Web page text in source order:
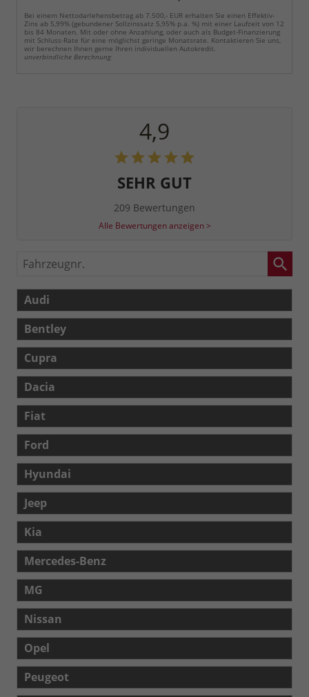
Bei einem Nettodarlehensbetrag ab 7.500,- EUR erhalten Sie einen Effektiv-
Zins ab 5,99% (gebundener Sollzinssatz 5,95% p.a. %) mit einer Laufzeit von 12
bis 84 Monaten. Mit oder ohne Anzahlung, oder auch als Budget-Finanzierung
mit Schluss-Rate für eine möglichst geringe Monatsrate. Kontaktieren Sie uns,
wir berechnen Ihnen gerne Ihren individuellen Autokredit.
unverbindliche Berechnung
4,9
SEHR GUT
209 Bewertungen
Alle Bewertungen anzeigen >
Fahrzeugnr.
Audi
Bentley
Cupra
Dacia
Fiat
Ford
Hyundai
Jeep
Kia
Mercedes-Benz
MG
Nissan
Opel
Peugeot